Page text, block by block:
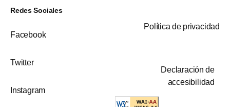
Redes Sociales
Facebook
Twitter
Instagram
Política de privacidad
Declaración de
accesibilidad